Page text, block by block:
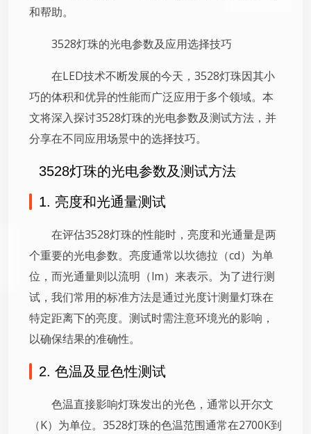
和帮助。
3528灯珠的光电参数及应用选择技巧
在LED技术不断发展的今天，3528灯珠因其小
巧的体积和优异的性能而广泛应用于多个领域。本
文将深入探讨3528灯珠的光电参数及测试方法，并
分享在不同应用场景中的选择技巧。
3528灯珠的光电参数及测试方法
1. 亮度和光通量测试
在评估3528灯珠的性能时，亮度和光通量是两
个重要的光电参数。亮度通常以坎德拉（cd）为单
位，而光通量则以流明（lm）来表示。为了进行测
试，我们常用的标准方法是通过光度计测量灯珠在
特定距离下的亮度。测试时需注意环境光的影响，
以确保结果的准确性。
2. 色温及显色性测试
色温直接影响灯珠发出的光色，通常以开尔文
（K）为单位。3528灯珠的色温范围通常在2700K到